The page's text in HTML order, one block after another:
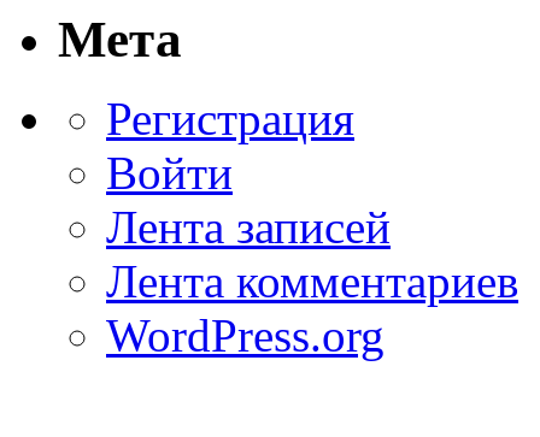
Мета
Регистрация
Войти
Лента записей
Лента комментариев
WordPress.org